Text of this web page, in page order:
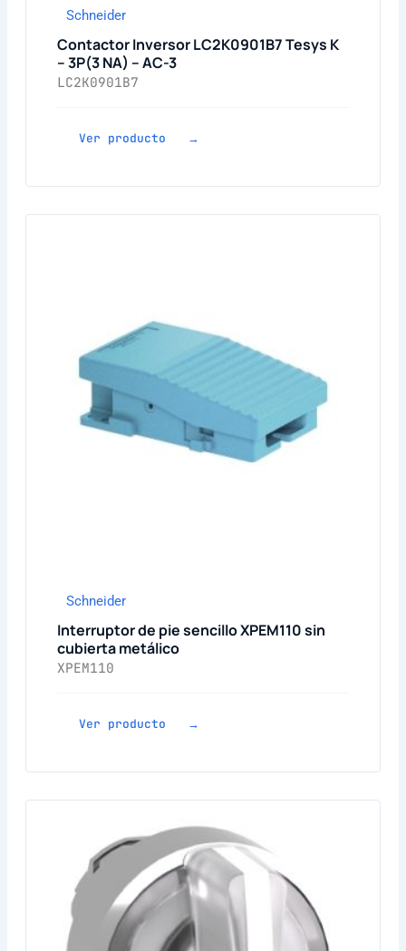
Schneider
Contactor Inversor LC2K0901B7 Tesys K
– 3P(3 NA) – AC-3
LC2K0901B7
Ver producto →
Schneider
Interruptor de pie sencillo XPEM110 sin
cubierta metálico
XPEM110
Ver producto →